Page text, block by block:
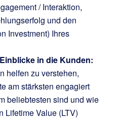
/ Interaktion,
und den
Investment) Ihres
in die Kunden:
helfen zu verstehen,
am stärksten engagiert
beliebtesten sind und wie
Lifetime Value (LTV)